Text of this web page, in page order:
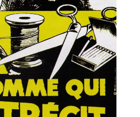
Voir la fiche film